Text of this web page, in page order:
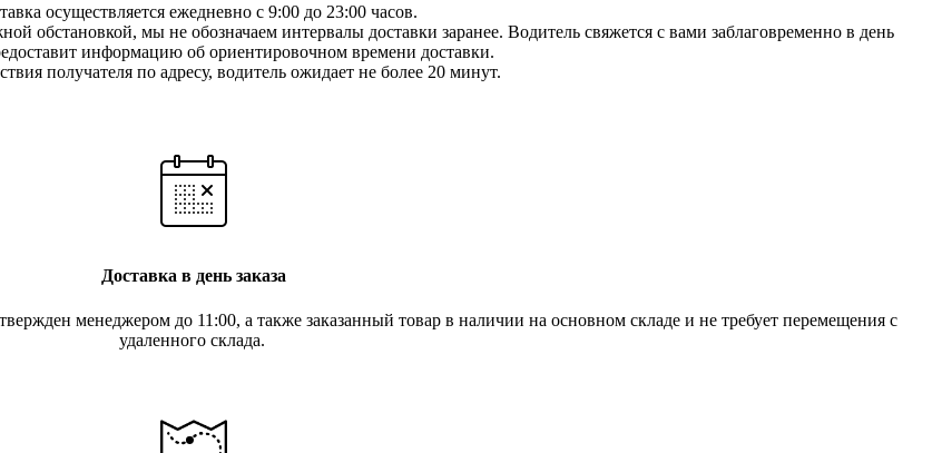
осуществляется ежедневно с 9:00 до 23:00 часов.
обстановкой, мы не обозначаем интервалы доставки заранее. Водитель свяжется с вами заблаговременно в день
информацию об ориентировочном времени доставки.
получателя по адресу, водитель ожидает не более 20 минут.
Доставка в день заказа
менеджером до 11:00, а также заказанный товар в наличии на основном складе и не требует перемещения с
удаленного склада.